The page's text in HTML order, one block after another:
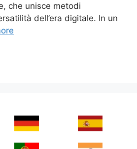
che unisce metodi
dell’era digitale. In un